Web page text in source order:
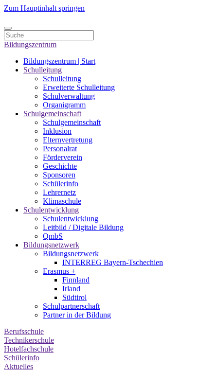
Zum Hauptinhalt springen
Bildungszentrum
Bildungszentrum | Start
Schulleitung
Schulleitung
Erweiterte Schulleitung
Schulverwaltung
Organigramm
Schulgemeinschaft
Schulgemeinschaft
Inklusion
Elternvertretung
Personalrat
Förderverein
Geschichte
Sponsoren
Schülerinfo
Lehrernetz
Klimaschule
Schulentwicklung
Schulentwicklung
Leitbild / Digitale Bildung
QmbS
Bildungsnetzwerk
Bildungsnetzwerk
INTERREG Bayern-Tschechien
Erasmus +
Finnland
Irland
Südtirol
Schul­partner­schaft
Partner in der Bildung
Berufsschule
Technikerschule
Hotelfachschule
Schülerinfo
Aktuelles